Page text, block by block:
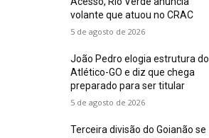
volante que atuou no CRAC
5 de agosto de 2026
João Pedro elogia estrutura do
Atlético-GO e diz que chega
preparado para ser titular
5 de agosto de 2026
Terceira divisão do Goianão se